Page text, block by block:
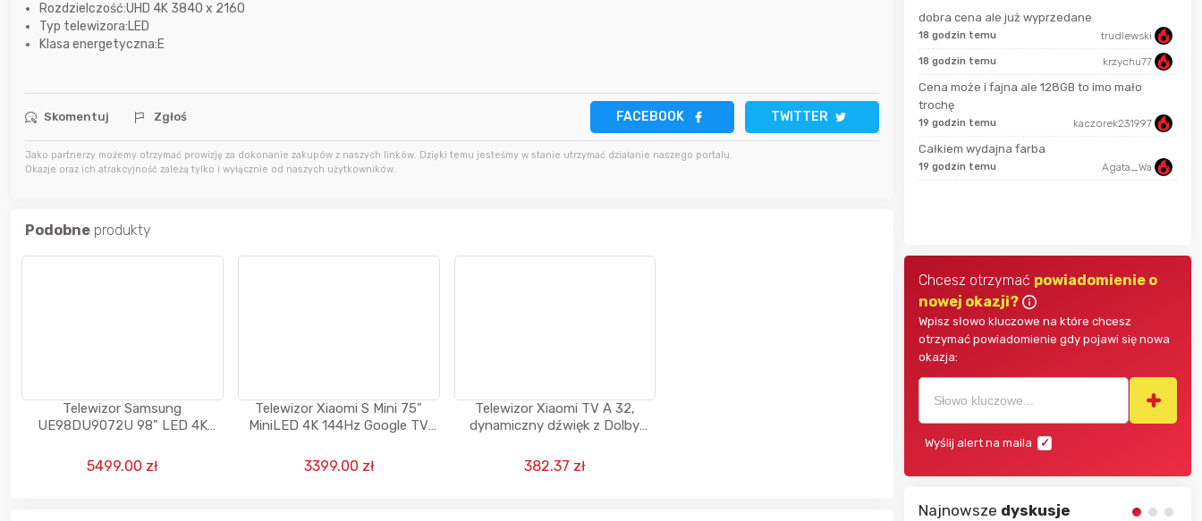
Rozdzielczość:UHD 4K 3840 x 2160
Typ telewizora:LED
Klasa energetyczna:E
Skomentuj Zgłoś FACEBOOK TWITTER
Jako partnerzy możemy otrzymać prowizję za dokonanie zakupów z naszych linków. Dzięki temu jesteśmy w stanie utrzymać działanie naszego portalu.
Okazje oraz ich atrakcyjność zależą tylko i wyłącznie od naszych użytkowników.
Podobne produkty
Telewizor Samsung
UE98DU9072U 98" LED 4K
5499.00 zł
Telewizor Xiaomi S Mini 75"
MiniLED 4K 144Hz Google TV
3399.00 zł
Telewizor Xiaomi TV A 32,
dynamiczny dźwięk z Dolby
382.37 zł
19 godzin temu
19 godzin temu Agata_Wa
Bolkox 7 godzin temu Bolkox
dobra cena ale już wyprzedane
18 godzin temu trudlewski
18 godzin temu krzychu77
Cena może i fajna ale 128GB to imo mało
trochę
19 godzin temu kaczorek231997
Całkiem wydajna farba
19 godzin temu Agata_Wa
Chcesz otrzymać powiadomienie o
nowej okazji?
Wpisz słowo kluczowe na które chcesz
otrzymać powiadomienie gdy pojawi się nowa
okazja:
Wyślij alert na maila
Najnowsze dyskusje